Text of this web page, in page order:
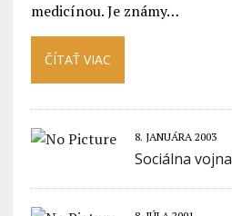
medicínou. Je známy…
ČÍTAŤ VIAC
8. JANUÁRA 2003
Sociálna vojna